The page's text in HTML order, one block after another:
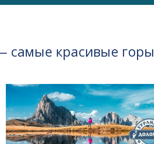
самые красивые горы